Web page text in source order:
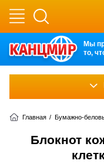
Мы
то,
Главная / Бумажно-
Блокнот